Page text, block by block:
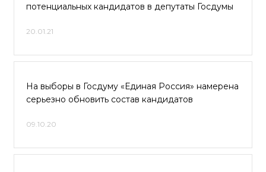
потенциальных кандидатов в депутаты Госдумы
20.01.21
На выборы в Госдуму «Единая Россия» намерена
серьезно обновить состав кандидатов
09.10.20